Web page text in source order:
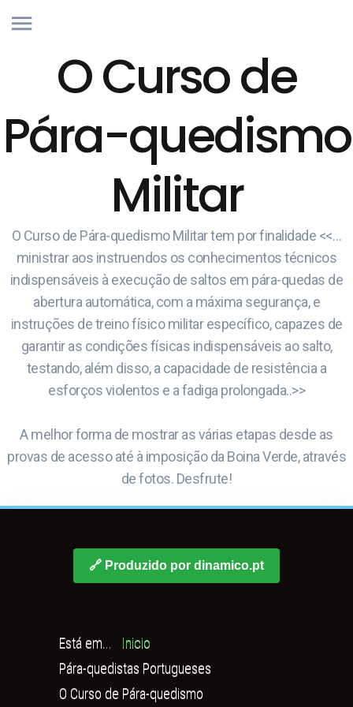
O Curso de
Pára-quedismo
Militar
O Curso de Pára-quedismo Militar tem por finalidade <<…
ministrar aos instruendos os conhecimentos técnicos
indispensáveis à execução de saltos em pára-quedas de
abertura automática, com a máxima segurança, e
instruções de treino físico militar específico, capazes de
garantir as condições físicas indispensáveis ao salto,
testando, além disso, a capacidade de resistência a
esforços violentos e a fadiga prolongada..>>
A melhor forma de mostrar as várias etapas desde as
provas de acesso até à imposição da Boina Verde, através
de fotos. Desfrute!
🔗 Produzido por dinamico.pt
Está em...
Inicio
Pára-quedistas Portugueses
O Curso de Pára-quedismo